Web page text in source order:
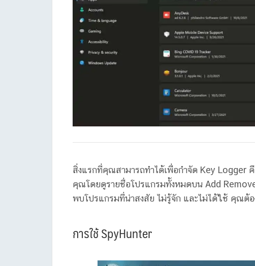
สิ่งแรกที่คุณสามารถทำได้เพื่อกำจัด Key Logger
คุณโดยดูรายชื่อโปรแกรมทั้งหมดบน Add
พบโปรแกรมที่น่าสงสัย ไม่รู้จัก และไม่ได้ใช้ คุณต้
การใช้ SpyHunter